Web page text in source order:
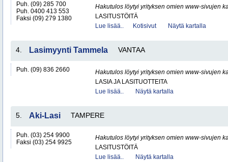
Puh. (09) 285 700
Puh. 0400 413 553
Faksi (09) 279 1380
Hakutulos löytyi yrityksen omien www-sivujen
LASITUSTÖITÄ
Lue lisää..
Kotisivut Näytä kartalla
4. Lasimyynti Tammela VANTAA
Puh. (09) 836 2660
Hakutulos löytyi yrityksen omien www-sivujen
LASIA JA LASITUOTTEITA
Lue lisää..
Näytä kartalla
5. Aki-Lasi TAMPERE
Puh. (03) 254 9900
Faksi (03) 254 9925
Hakutulos löytyi yrityksen omien www-sivujen
LASITUSTÖITÄ
Lue lisää..
Näytä kartalla